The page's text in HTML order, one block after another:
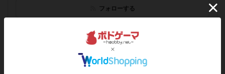
フォローする
謎解きカフェ＆ボードゲームなぞねこ
愛知県名古屋市北区黒川本通4−47